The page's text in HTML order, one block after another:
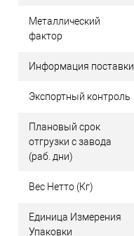
Металлический
фактор
Информация поставки
Экспортный контроль
Плановый срок
отгрузки с завода
(раб. дни)
Вес Нетто (Кг)
Единица Измерения
Упаковки